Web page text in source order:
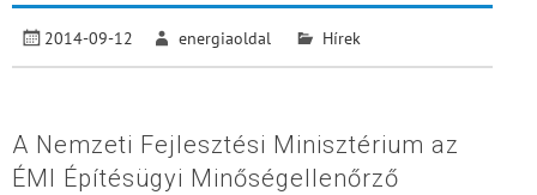
2014-09-12 energiaoldal Hírek
A Nemzeti Fejlesztési Minisztérium az
ÉMI Építésügyi Minőségellenőrző